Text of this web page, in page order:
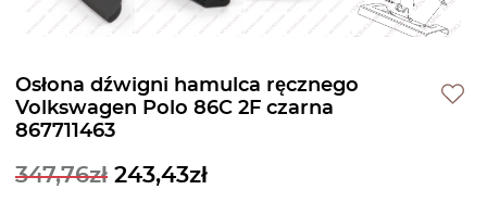
Osłona dźwigni hamulca ręcznego
Volkswagen Polo 86C 2F czarna
867711463
347,76zł 243,43zł